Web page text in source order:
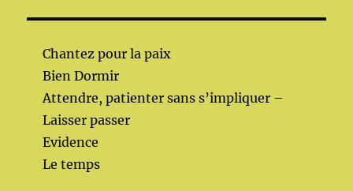
Chantez pour la paix
Bien Dormir
Attendre, patienter sans s’impliquer –
Laisser passer
Evidence
Le temps